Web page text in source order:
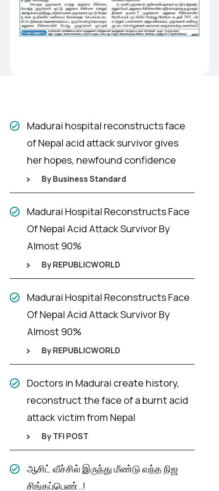
Madurai hospital reconstructs face
of Nepal acid attack survivor gives
her hopes, newfound confidence
By Business Standard
Madurai Hospital Reconstructs Face
Of Nepal Acid Attack Survivor By
Almost 90%
By REPUBLICWORLD
Madurai Hospital Reconstructs Face
Of Nepal Acid Attack Survivor By
Almost 90%
By REPUBLICWORLD
Doctors in Madurai create history,
reconstruct the face of a burnt acid
attack victim from Nepal
By TFI POST
ஆசிட் வீச்சில் இருந்து மீண்டு வந்த நிஜ
சிங்கப்பெண்..!